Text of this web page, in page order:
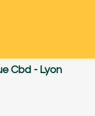
Cbd - Lyon